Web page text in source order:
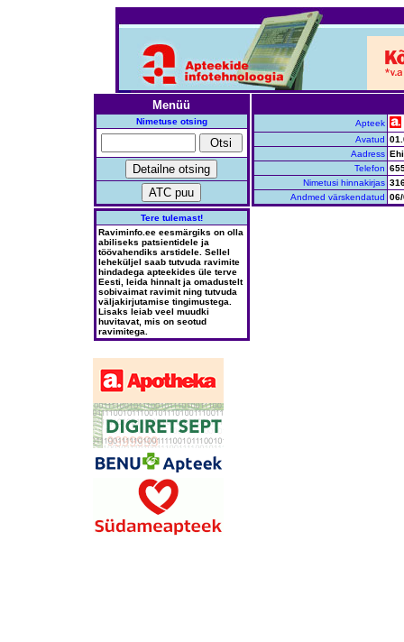
Menüü
Nimetuse otsing
Tere tulemast!
Raviminfo.ee eesmärgiks on olla
abiliseks patsientidele ja
töövahendiks arstidele. Sellel
leheküljel saab tutvuda ravimite
hindadega apteekides üle terve
Eesti, leida hinnalt ja omadustelt
sobivaimat ravimit ning tutvuda
väljakirjutamise tingimustega.
Lisaks leiab veel muudki
huvitavat, mis on seotud
ravimitega.
Apteek
Avatud
Aadress
Telefon
Nimetusi hinnakirjas
Andmed värskendatud